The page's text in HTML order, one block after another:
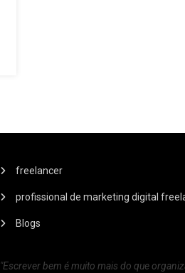
freelancer
profissional de marketing digital
Blogs
"Escrever bem é muito mais do que